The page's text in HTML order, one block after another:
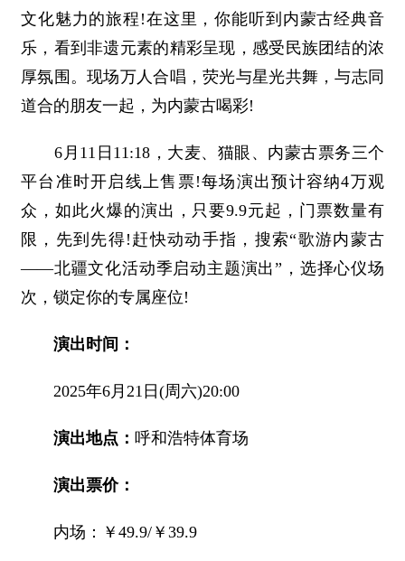
文化魅力的旅程!在这里，你能听到内蒙古经典音
乐，看到非遗元素的精彩呈现，感受民族团结的浓
厚氛围。现场万人合唱，荧光与星光共舞，与志同
道合的朋友一起，为内蒙古喝彩!
6月11日11:18，大麦、猫眼、内蒙古票务三个
平台准时开启线上售票!每场演出预计容纳4万观
众，如此火爆的演出，只要9.9元起，门票数量有
限，先到先得!赶快动动手指，搜索“歌游内蒙古
——北疆文化活动季启动主题演出”，选择心仪场
次，锁定你的专属座位!
演出时间：
2025年6月21日(周六)20:00
演出地点： 呼和浩特体育场
演出票价：
内场：￥49.9/￥39.9